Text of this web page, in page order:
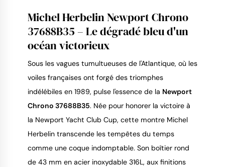
Michel Herbelin Newport Chrono
37688B35 – Le dégradé bleu d'un
océan victorieux
Sous les vagues tumultueuses de l'Atlantique, où les
voiles françaises ont forgé des triomphes
indélébiles en 1989, pulse l'essence de la Newport
Chrono 37688B35. Née pour honorer la victoire à
la Newport Yacht Club Cup, cette montre Michel
Herbelin transcende les tempêtes du temps
comme une coque indomptable. Son boîtier rond
de 43 mm en acier inoxydable 316L, aux finitions